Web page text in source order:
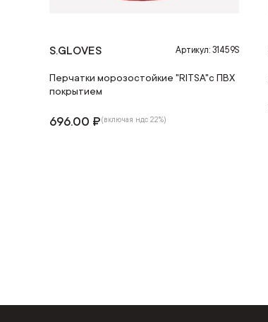
S.GLOVES Артикул: 31459S
Перчатки морозостойкие "RITSA"с ПВХ
покрытием
696.00 ₽(включая ндс 22%)